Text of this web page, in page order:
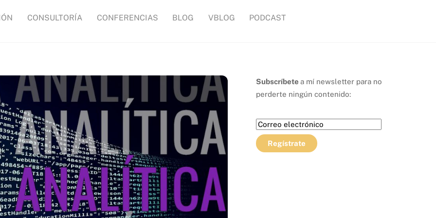
CONSULTORÍA CONFERENCIAS BLOG VBLOG PODCAST
Subscríbete a mí newsletter para no
perderte ningún contenido: